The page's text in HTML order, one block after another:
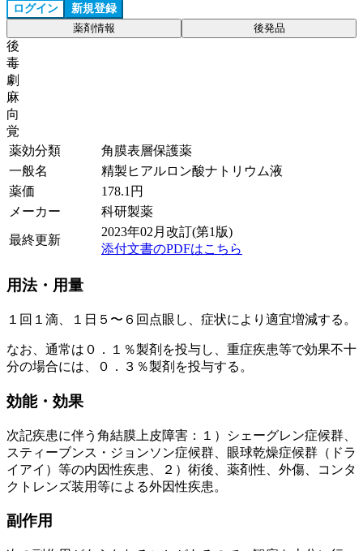
ログイン 新規登録
薬剤情報 後発品
後
毒
劇
麻
向
覚
薬効分類
角膜表層保護薬
一般名
精製ヒアルロン酸ナトリウム液
薬価
178.1 円
メーカー
科研製薬
最終更新
2023年02月改訂(第1版)
添付文書のPDFはこちら
用法・用量
１回１滴、１日５〜６回点眼し、症状により適宜増減する。
なお、通常は０．１％製剤を投与し、重症疾患等で効果不十
分の場合には、０．３％製剤を投与する。
効能・効果
次記疾患に伴う角結膜上皮障害：１）シェーグレン症候群、
スティーブンス・ジョンソン症候群、眼球乾燥症候群（ドラ
イアイ）等の内因性疾患、２）術後、薬剤性、外傷、コンタ
クトレンズ装用等による外因性疾患。
副作用